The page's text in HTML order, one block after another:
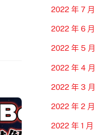
2022 年 7 月
2022 年 6 月
2022 年 5 月
2022 年 4 月
2022 年 3 月
2022 年 2 月
2022 年 1 月